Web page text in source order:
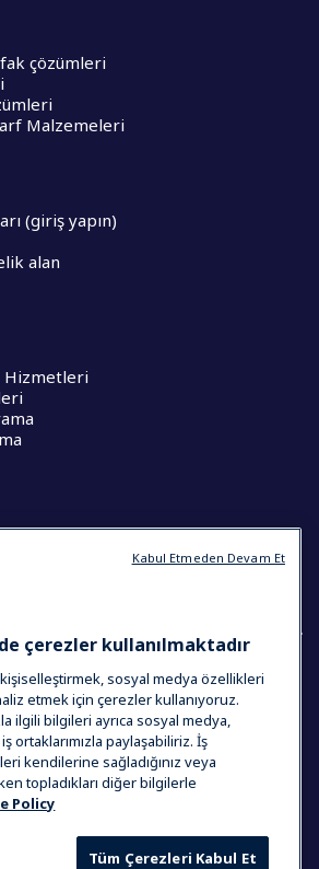
çözümleri
Malzemeleri
(giriş yapın)
alan
Hizmetleri
Merkezleri
AND LANGUAGE
TÜRKIYE
& Koşullar
çerezler kullanılmaktadır
sosyal medya özellikleri
etmek için çerezler kullanıyoruz.
ilgili bilgileri ayrıca sosyal medya,
ortaklarımızla paylaşabiliriz. İş
kendilerine sağladığınız veya
topladıkları diğer bilgilerle
Policy
Tüm Çerezleri Kabul Et
Kabul Etmeden Devam Et